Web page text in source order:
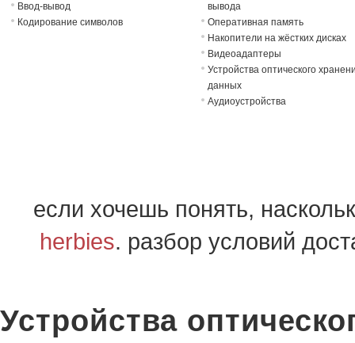
Ввод-вывод
Кодирование символов
вывода
Оперативная память
Накопители на жёстких дисках
Видеоадаптеры
Устройства оптического
данных
Аудиоустройства
если хочешь понять,
herbies. разбор условий
Устройства